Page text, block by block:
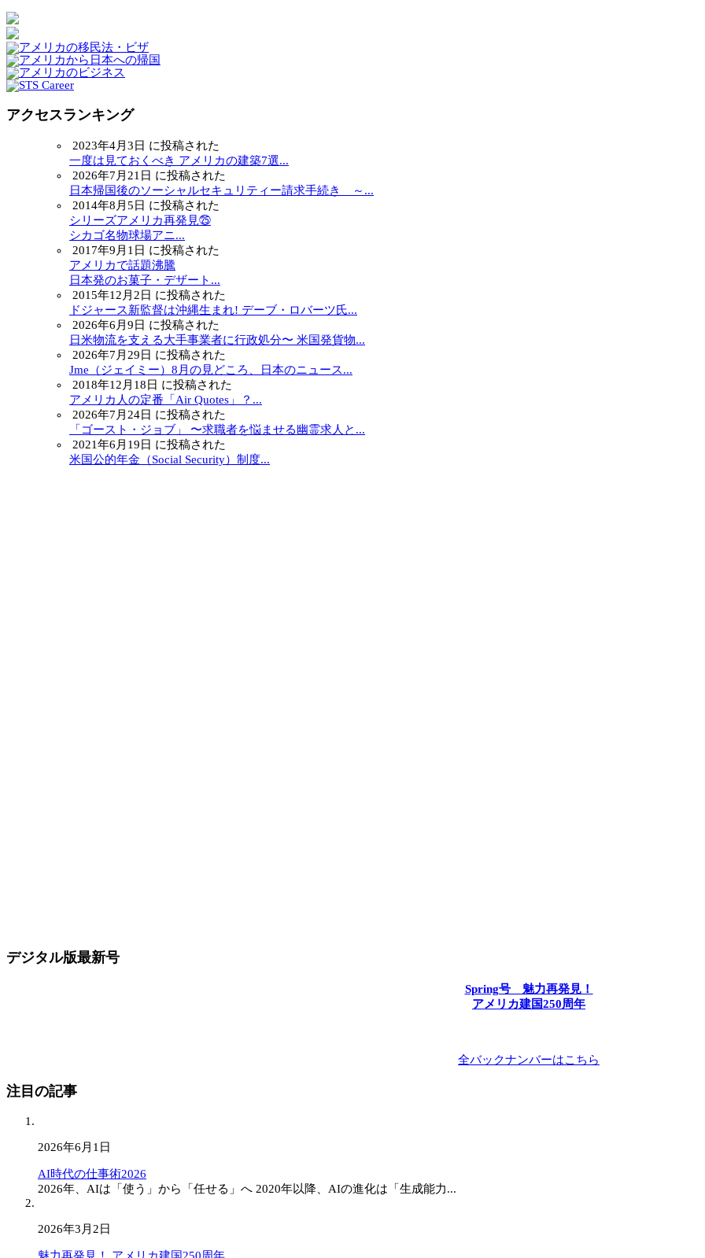
アクセスランキング
2023年4月3日 に投稿された
一度は見ておくべき アメリカの建築7選...
2026年7月21日 に投稿された
日本帰国後のソーシャルセキュリティー請求手続き ～...
2014年8月5日 に投稿された
シリーズアメリカ再発見㉕
シカゴ名物球場アニ...
2017年9月1日 に投稿された
アメリカで話題沸騰
日本発のお菓子・デザート...
2015年12月2日 に投稿された
ドジャース新監督は沖縄生まれ! デーブ・ロバーツ氏...
2026年6月9日 に投稿された
日米物流を支える大手事業者に行政処分〜 米国発貨物...
2026年7月29日 に投稿された
Jme（ジェイミー）8月の見どころ、日本のニュース...
2018年12月18日 に投稿された
アメリカ人の定番「Air Quotes」？...
2026年7月24日 に投稿された
「ゴースト・ジョブ」 〜求職者を悩ませる幽霊求人と...
2021年6月19日 に投稿された
米国公的年金（Social Security）制度...
デジタル版最新号
Spring号 魅力再発見！
アメリカ建国250周年
全バックナンバーはこちら
注目の記事
2026年6月1日
AI時代の仕事術2026
2026年、AIは「使う」から「任せる」へ 2020年以降、AIの進化は「生成能力...
2026年3月2日
魅力再発見！ アメリカ建国250周年